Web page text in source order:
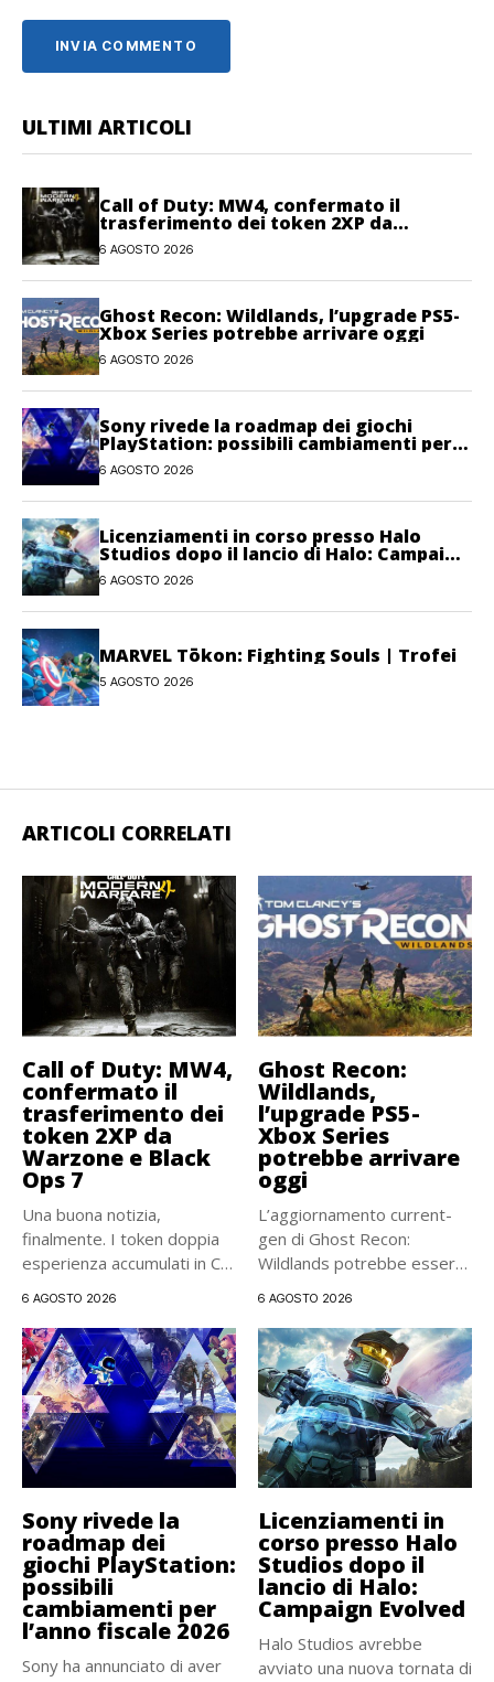
ULTIMI ARTICOLI
Call of Duty: MW4, confermato il
trasferimento dei token 2XP da
Warzone e Black Ops 7
6 AGOSTO 2026
Ghost Recon: Wildlands, l’upgrade PS5-
Xbox Series potrebbe arrivare oggi
6 AGOSTO 2026
Sony rivede la roadmap dei giochi
PlayStation: possibili cambiamenti per
l’anno fiscale 2026
6 AGOSTO 2026
Licenziamenti in corso presso Halo
Studios dopo il lancio di Halo: Campaign
Evolved
6 AGOSTO 2026
MARVEL Tōkon: Fighting Souls | Trofei
5 AGOSTO 2026
ARTICOLI CORRELATI
Call of Duty: MW4,
confermato il
trasferimento dei
token 2XP da
Warzone e Black
Ops 7
Una buona notizia,
finalmente. I token doppia
esperienza accumulati in Call
6 AGOSTO 2026
Ghost Recon:
Wildlands,
l’upgrade PS5-
Xbox Series
potrebbe arrivare
oggi
L’aggiornamento current-
gen di Ghost Recon:
Wildlands potrebbe essere
6 AGOSTO 2026
Sony rivede la
roadmap dei
giochi PlayStation:
possibili
cambiamenti per
l’anno fiscale 2026
Sony ha annunciato di aver
Licenziamenti in
corso presso Halo
Studios dopo il
lancio di Halo:
Campaign Evolved
Halo Studios avrebbe
avviato una nuova tornata di